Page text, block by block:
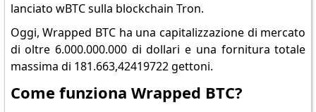
lanciato wBTC sulla blockchain Tron.
Oggi, Wrapped BTC ha una capitalizzazione di mercato
di oltre 6.000.000.000 di dollari e una fornitura totale
massima di 181.663,42419722 gettoni.
Come funziona Wrapped BTC?